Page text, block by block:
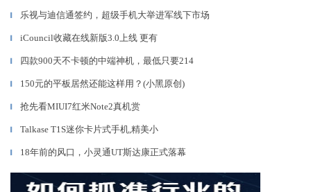
▎ 乐视与迪信通签约，超级手机大举进军线下市场
▎ iCouncil收藏在线新版3.0上线 更有
▎ 四款900天不卡顿的中端神机，最低只要214
▎ 150元的平板居然还能这样用？(小黑原创)
▎ 抢先看MIUI7红米Note2真机赏
▎ Talkase T1S迷你卡片式手机,精美小
▎ 18年前的风口，小灵通UT斯达康正式落幕